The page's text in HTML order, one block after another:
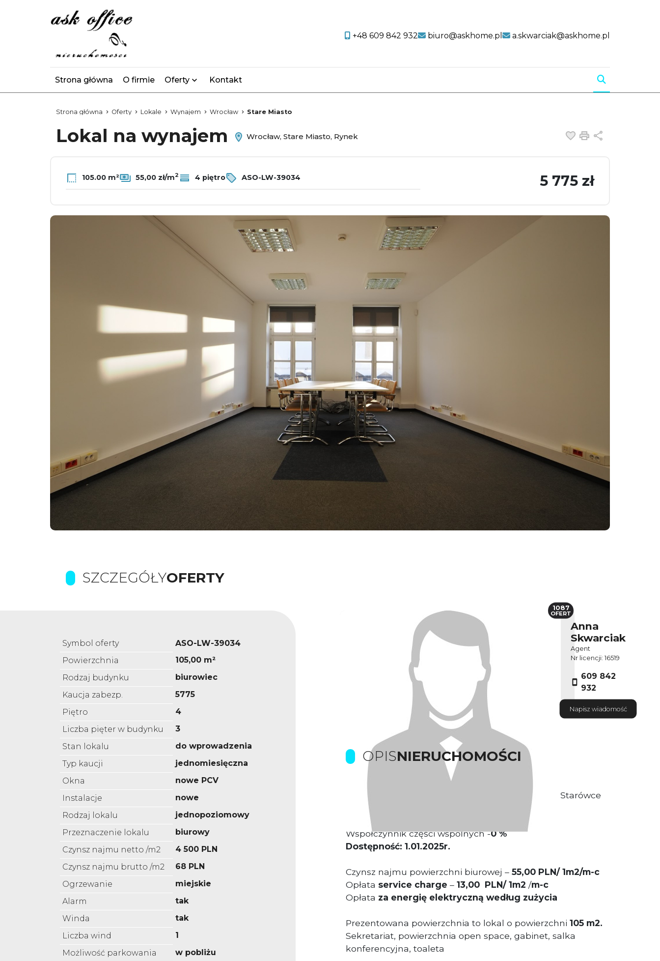
+48 609 842 932 biuro@askhome.pl a.skwarciak@askhome.pl
Strona główna O firmie Oferty Kontakt
Strona główna Oferty Lokale Wynajem Wrocław Stare Miasto
Lokal na wynajem Wrocław, Stare Miasto, Rynek Dodaj do
Drukuj
105.00 m² 55,00 zł/m2 4 piętro ASO-LW-39034 5 775 zł
SZCZEGÓŁYOFERTY
Symbol oferty
ASO-LW-39034
Powierzchnia
105,00 m²
Rodzaj budynku
biurowiec
Kaucja zabezp.
5775
Piętro
4
Liczba pięter w budynku
3
Stan lokalu
do wprowadzenia
Typ kaucji
jednomiesięczna
Okna
nowe PCV
Instalacje
nowe
Rodzaj lokalu
jednopoziomowy
Przeznaczenie lokalu
biurowy
Czynsz najmu netto /m2
4 500 PLN
Czynsz najmu brutto /m2
68 PLN
Ogrzewanie
miejskie
Alarm
tak
Winda
tak
Liczba wind
1
Możliwość parkowania
w pobliżu
Anna
Skwarciak
Agent
Nr licencji: 16519
609 842
932
Napisz wiadomość
1087
OFERT
OPISNIERUCHOMOŚCI
Kompleks biurowy usytuowany na wrocławskiej Starówce
Biurowiec Klasy B
Proponowana powierzchnia
Współczynnik części wspólnych -0 %
Dostępność: 1.01.2025r.
Czynsz najmu powierzchni biurowej – 55,00 PLN/ 1m2/m-c
Opłata service charge – 13,00 PLN/ 1m2 /m-c
Opłata za energię elektryczną według zużycia
Prezentowana powierzchnia to lokal o powierzchni 105 m2.
Sekretariat, powierzchnia open space, gabinet, salka
konferencyjna, toaleta